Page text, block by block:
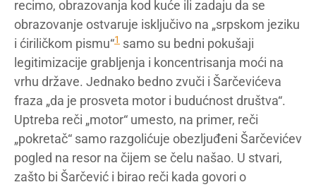
recimo, obrazovanja kod kuće ili zadaju da se
obrazovanje ostvaruje isključivo na „srpskom jeziku
i ćiriličkom pismu“1 samo su bedni pokušaji
legitimizacije grabljenja i koncentrisanja moći na
vrhu države. Jednako bedno zvuči i Šarčevićeva
fraza „da je prosveta motor i budućnost društva“.
Uptreba reči „motor“ umesto, na primer, reči
„pokretač“ samo razgolićuje obezljuđeni Šarčevićev
pogled na resor na čijem se čelu našao. U stvari,
zašto bi Šarčević i birao reči kada govori o